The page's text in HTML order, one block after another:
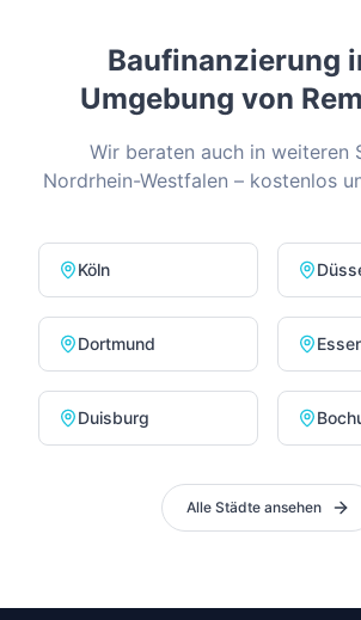
Baufinanzierung
Umgebung von
Wir beraten auch in weiteren
Nordrhein-Westfalen – kostenlos
Köln
Dortmund
Duisburg
Alle Städte ansehen